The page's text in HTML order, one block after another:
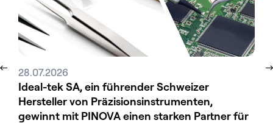
28.07.2026
Ideal-tek SA, ein führender Schweizer
Hersteller von Präzisionsinstrumenten,
gewinnt mit PINOVA einen starken Partner für